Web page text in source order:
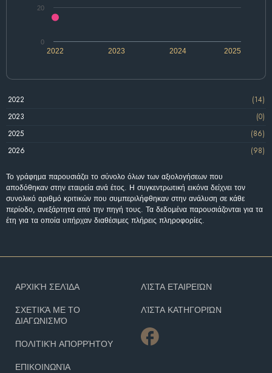
2022 2024
2023 2025
0
20
2022
(14)
2023
(0)
2025
(86)
2026
(98)
Το γράφημα παρουσιάζει το σύνολο όλων των αξιολογήσεων που
αποδόθηκαν στην εταιρεία ανά έτος. Η συγκεντρωτική εικόνα δείχνει τον
συνολικό αριθμό κριτικών που συμπεριλήφθηκαν στην ανάλυση σε κάθε
περίοδο, ανεξάρτητα από την πηγή τους. Τα δεδομένα παρουσιάζονται για τα
έτη για τα οποία υπήρχαν διαθέσιμες πλήρεις πληροφορίες.
ΑΡΧΙΚΉ ΣΕΛΊΔΑ
ΣΧΕΤΙΚΆ ΜΕ ΤΟ
ΔΙΑΓΩΝΙΣΜΌ
ΠΟΛΙΤΙΚΉ ΑΠΟΡΡΉΤΟΥ
ΕΠΙΚΟΙΝΩΝΊΑ
ΛΊΣΤΑ ΕΤΑΙΡΕΙΏΝ
ΛΊΣΤΑ ΚΑΤΗΓΟΡΙΏΝ